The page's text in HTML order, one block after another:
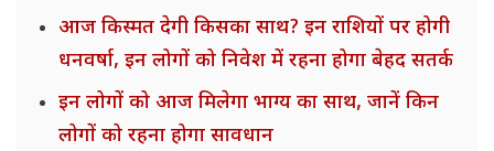
आज किस्मत देगी किसका साथ? इन राशियों पर होगी
धनवर्षा, इन लोगों को निवेश में रहना होगा बेहद सतर्क
इन लोगों को आज मिलेगा भाग्य का साथ, जानें किन
लोगों को रहना होगा सावधान